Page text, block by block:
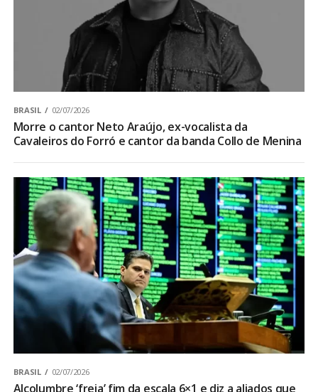
BRASIL 02/07/2026
Morre o cantor Neto Araújo, ex-vocalista da
Cavaleiros do Forró e cantor da banda Collo de Menina
BRASIL 02/07/2026
Alcolumbre ‘freia’ fim da escala 6×1 e diz a aliados que